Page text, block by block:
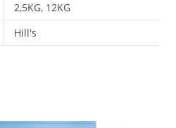
2,5KG, 12KG
Hill's